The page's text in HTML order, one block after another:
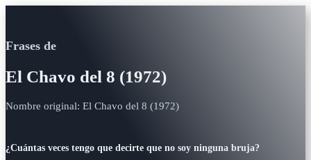
Frases de
El Chavo del 8 (1972)
Nombre original: El Chavo del 8 (1972)
¿Cuántas veces tengo que decirte que no soy ninguna bruja?